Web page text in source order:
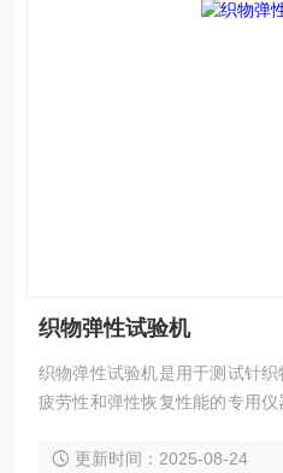
织物弹性试验机
织物弹性试验机是用于测试针织
疲劳性和弹性恢复性能的专用仪
发、生产和质量控制提供关键数
更新时间：2025-08-24